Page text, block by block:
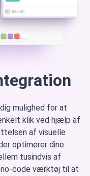
mulighed for at
klik ved hjælp af
af visuelle
optimerer dine
tusindvis af
code værktøj til at